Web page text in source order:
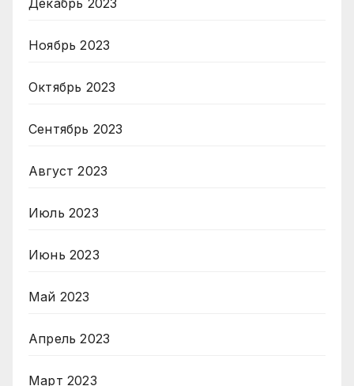
Декабрь 2023
Ноябрь 2023
Октябрь 2023
Сентябрь 2023
Август 2023
Июль 2023
Июнь 2023
Май 2023
Апрель 2023
Март 2023